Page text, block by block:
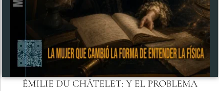
ÉMILIE DU CHÂTELET: Y EL PROBLEMA